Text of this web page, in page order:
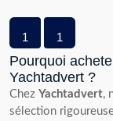
1 1
Pourquoi
Yachtadvert ?
Chez Yachtadvert,
sélection